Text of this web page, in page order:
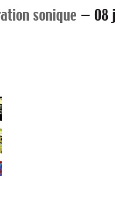
sonique — 08